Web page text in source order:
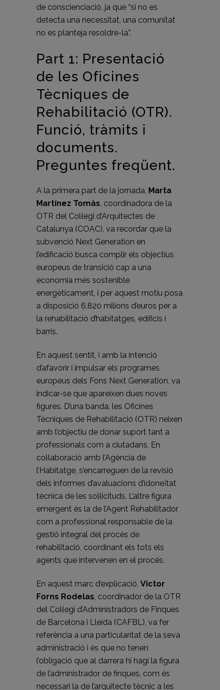
de conscienciació, ja que “si no es
detecta una necessitat, una comunitat
no es planteja resoldre-la”.
Part 1: Presentació
de les Oficines
Tècniques de
Rehabilitació (OTR).
Funció, tràmits i
documents.
Preguntes freqüent.
A la primera part de la jornada, Marta
Martínez Tomàs, coordinadora de la
OTR del Col·legi d’Arquitectes de
Catalunya (COAC), va recordar que la
subvenció Next Generation en
l’edificació busca complir els objectius
europeus de transició cap a una
economia més sostenible
energèticament, i per aquest motiu posa
a disposició 6.820 milions d’euros per a
la rehabilitació d’habitatges, edificis i
barris.
En aquest sentit, i amb la intenció
d’afavorir i impulsar els programes
europeus dels Fons Next Generation, va
indicar-se que apareixen dues noves
figures. D’una banda, les Oficines
Tècniques de Rehabilitació (OTR) neixen
amb l’objectiu de donar suport tant a
professionals com a ciutadans. En
col·laboració amb l’Agència de
l’Habitatge, s’encarreguen de la revisió
dels informes d’avaluacions d’idoneïtat
tècnica de les sol·licituds. L’altre figura
emergent és la de l’Agent Rehabilitador
com a professional responsable de la
gestió integral del procés de
rehabilitació, coordinant els tots els
agents que intervenen en el procés.
En aquest marc d’explicació, Victor
Forns Rodelas, coordinador de la OTR
del Col·legi d’Administradors de Finques
de Barcelona i Lleida (CAFBL), va fer
referència a una particularitat de la seva
administració i és que no tenen
l’obligació que al darrera hi hagi la figura
de l’administrador de finques, com és
necessari la de l’arquitecte tècnic a les